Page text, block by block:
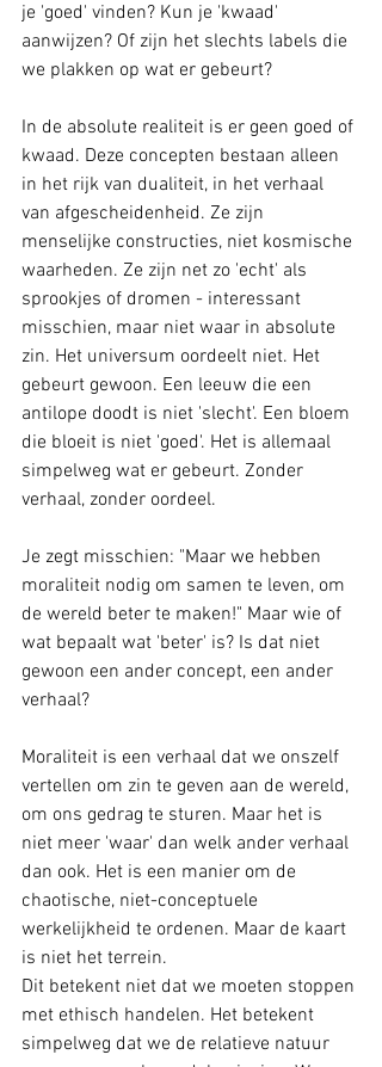
je 'goed' vinden? Kun je 'kwaad'
aanwijzen? Of zijn het slechts labels die
we plakken op wat er gebeurt?
In de absolute realiteit is er geen goed of
kwaad. Deze concepten bestaan alleen
in het rijk van dualiteit, in het verhaal
van afgescheidenheid. Ze zijn
menselijke constructies, niet kosmische
waarheden. Ze zijn net zo 'echt' als
sprookjes of dromen - interessant
misschien, maar niet waar in absolute
zin. Het universum oordeelt niet. Het
gebeurt gewoon. Een leeuw die een
antilope doodt is niet 'slecht'. Een bloem
die bloeit is niet 'goed'. Het is allemaal
simpelweg wat er gebeurt. Zonder
verhaal, zonder oordeel.
Je zegt misschien: "Maar we hebben
moraliteit nodig om samen te leven, om
de wereld beter te maken!" Maar wie of
wat bepaalt wat 'beter' is? Is dat niet
gewoon een ander concept, een ander
verhaal?
Moraliteit is een verhaal dat we onszelf
vertellen om zin te geven aan de wereld,
om ons gedrag te sturen. Maar het is
niet meer 'waar' dan welk ander verhaal
dan ook. Het is een manier om de
chaotische, niet-conceptuele
werkelijkheid te ordenen. Maar de kaart
is niet het terrein.
Dit betekent niet dat we moeten stoppen
met ethisch handelen. Het betekent
simpelweg dat we de relatieve natuur